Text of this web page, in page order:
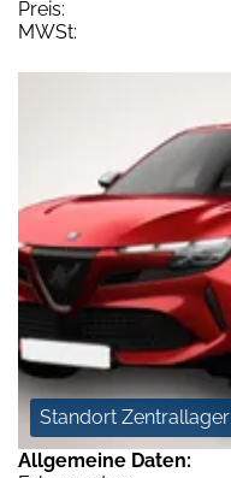
Preis:
MWSt:
Standort Zentrallager
Allgemeine Daten: